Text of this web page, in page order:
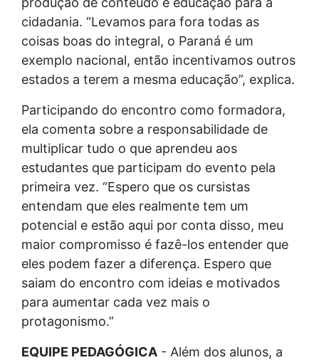
cidadania. “Levamos para fora todas as
coisas boas do integral, o Paraná é um
exemplo nacional, então incentivamos outros
estados a terem a mesma educação”, explica.
Participando do encontro como formadora,
ela comenta sobre a responsabilidade de
multiplicar tudo o que aprendeu aos
estudantes que participam do evento pela
primeira vez. “Espero que os cursistas
entendam que eles realmente tem um
potencial e estão aqui por conta disso, meu
maior compromisso é fazê-los entender que
eles podem fazer a diferença. Espero que
saiam do encontro com ideias e motivados
para aumentar cada vez mais o
protagonismo.”
EQUIPE PEDAGÓGICA - Além dos alunos, a